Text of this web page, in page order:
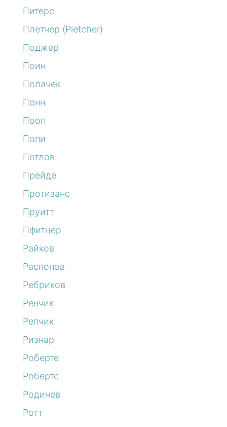
Питерс
Плетчер (Pletcher)
Поджер
Поин
Полачек
Понн
Пооп
Попи
Потлов
Прейде
Протизанс
Пруитт
Пфитцер
Райков
Распопов
Ребриков
Ренчик
Репчик
Ризнар
Роберте
Робертс
Родичев
Ротт